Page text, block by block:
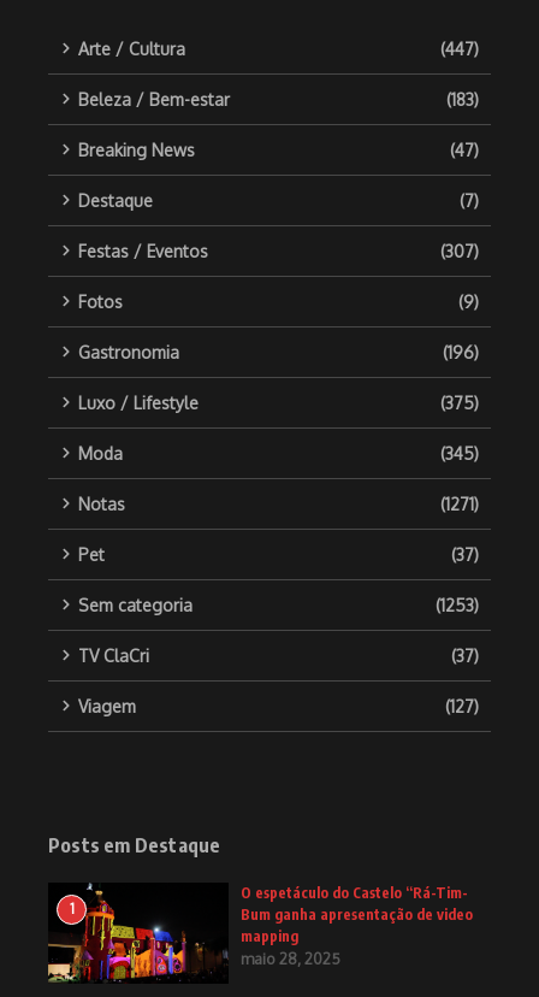
Arte / Cultura (447)
Beleza / Bem-estar (183)
Breaking News (47)
Destaque (7)
Festas / Eventos (307)
Fotos (9)
Gastronomia (196)
Luxo / Lifestyle (375)
Moda (345)
Notas (1271)
Pet (37)
Sem categoria (1253)
TV ClaCri (37)
Viagem (127)
Posts em Destaque
1
O espetáculo do Castelo “Rá-Tim-
Bum ganha apresentação de video
mapping
maio 28, 2025